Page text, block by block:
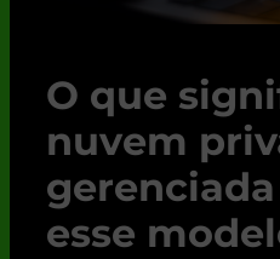
O que
nuvem
esse